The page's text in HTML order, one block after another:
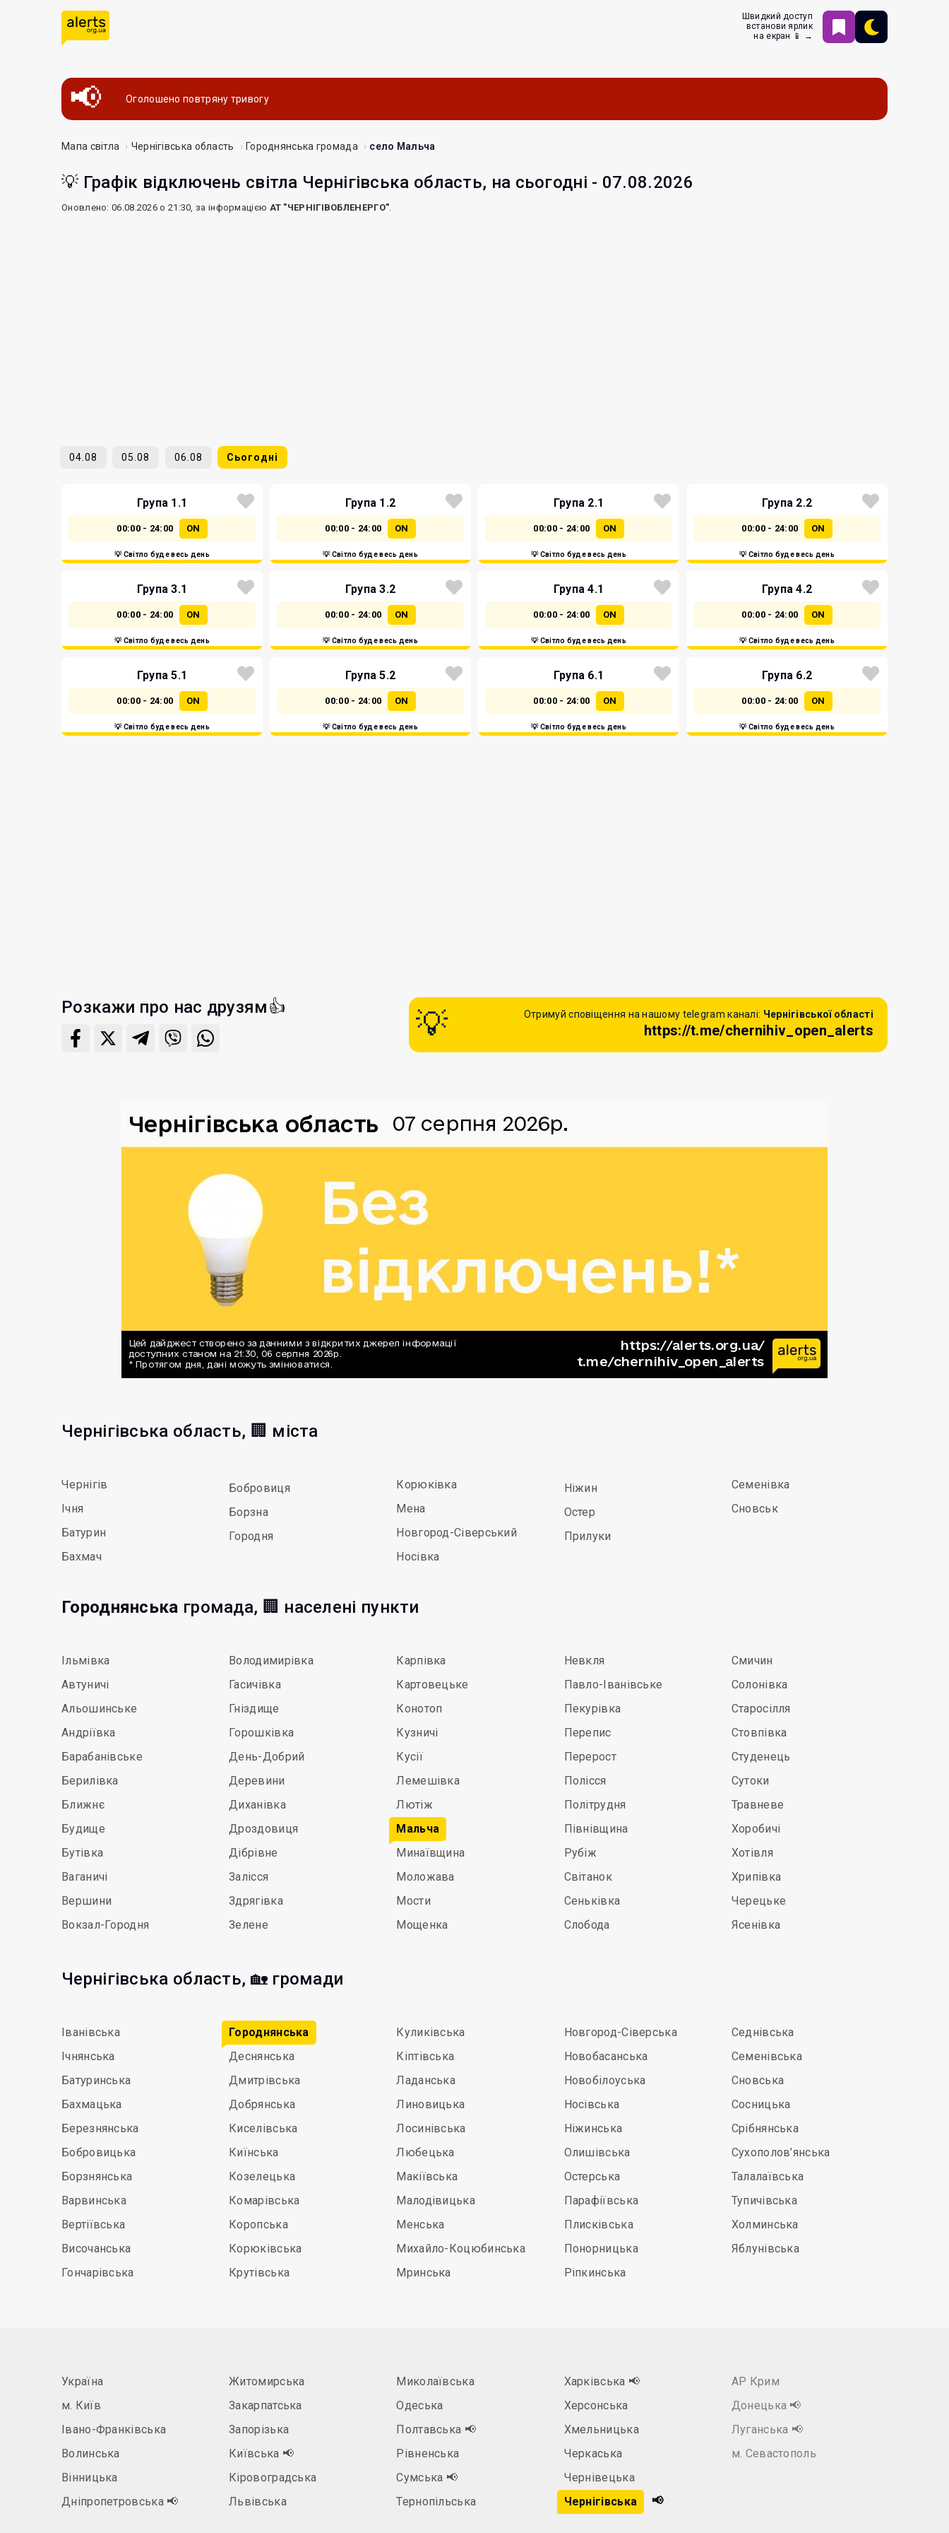
Швидкий доступ
встанови ярлик
на екран 📱 →
Оголошено повтряну тривогу
Мапа світла Чернігівська область Городнянська громада село Мальча
💡 Графік відключень світла Чернігівська область, на сьогодні - 07.08.2026
Оновлено: 06.08.2026 о 21:30, за інформацією АТ "ЧЕРНІГІВОБЛЕНЕРГО".
04.08 05.08 06.08 Сьогодні
Група 1.1
00:00 - 24:00 ON
💡 Світло буде весь день
Група 1.2
00:00 - 24:00 ON
💡 Світло буде весь день
Група 2.1
00:00 - 24:00 ON
💡 Світло буде весь день
Група 2.2
00:00 - 24:00 ON
💡 Світло буде весь день
Група 3.1
00:00 - 24:00 ON
💡 Світло буде весь день
Група 3.2
00:00 - 24:00 ON
💡 Світло буде весь день
Група 4.1
00:00 - 24:00 ON
💡 Світло буде весь день
Група 4.2
00:00 - 24:00 ON
💡 Світло буде весь день
Група 5.1
00:00 - 24:00 ON
💡 Світло буде весь день
Група 5.2
00:00 - 24:00 ON
💡 Світло буде весь день
Група 6.1
00:00 - 24:00 ON
💡 Світло буде весь день
Група 6.2
00:00 - 24:00 ON
💡 Світло буде весь день
Розкажи про нас друзям👍 Отримуй сповіщення на нашому telegram каналі: Чернігівської області
https://t.me/chernihiv_open_alerts
Чернігівська область, 🏢 міста
Чернігів
Ічня
Батурин
Бахмач
Бобровиця
Борзна
Городня
Корюківка
Мена
Новгород-Сіверський
Носівка
Ніжин
Остер
Прилуки
Семенівка
Сновськ
Городнянська громада, 🏢 населені пункти
Ільмівка
Автуничі
Альошинське
Андріївка
Барабанівське
Берилівка
Ближнє
Будище
Бутівка
Ваганичі
Вершини
Вокзал-Городня
Володимирівка
Гасичівка
Гніздище
Горошківка
День-Добрий
Деревини
Диханівка
Дроздовиця
Дібрівне
Залісся
Здрягівка
Зелене
Карпівка
Картовецьке
Конотоп
Кузничі
Кусії
Лемешівка
Лютіж
Мальча
Минаївщина
Моложава
Мости
Мощенка
Невкля
Павло-Іванівське
Пекурівка
Перепис
Перерост
Полісся
Політрудня
Півнівщина
Рубіж
Світанок
Сеньківка
Слобода
Смичин
Солонівка
Старосілля
Стовпівка
Студенець
Сутоки
Травневе
Хоробичі
Хотівля
Хрипівка
Черецьке
Ясенівка
Чернігівська область, 🏡 громади
Іванівська
Ічнянська
Батуринська
Бахмацька
Березнянська
Бобровицька
Борзнянська
Варвинська
Вертіївська
Височанська
Гончарівська
Городнянська
Деснянська
Дмитрівська
Добрянська
Киселівська
Киїнська
Козелецька
Комарівська
Коропська
Корюківська
Крутівська
Куликівська
Кіптівська
Ладанська
Линовицька
Лосинівська
Любецька
Макіївська
Малодівицька
Менська
Михайло-Коцюбинська
Мринська
Новгород-Сіверська
Новобасанська
Новобілоуська
Носівська
Ніжинська
Олишівська
Остерська
Парафіївська
Плисківська
Понорницька
Ріпкинська
Седнівська
Семенівська
Сновська
Сосницька
Срібнянська
Сухополов’янська
Талалаївська
Тупичівська
Холминська
Яблунівська
Україна
м. Київ
Івано-Франківська
Волинська
Вінницька
Дніпропетровська 📢
Житомирська
Закарпатська
Запорізька
Київська 📢
Кіровоградська
Львівська
Миколаївська
Одеська
Полтавська 📢
Рівненська
Сумська 📢
Тернопільська
Харківська 📢
Херсонська
Хмельницька
Черкаська
Чернівецька
Чернігівська
📢
АР Крим
Донецька 📢
Луганська 📢
м. Севастополь